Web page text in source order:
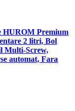
HUROM Premium
2 litri, Bol
Multi-Screw,
automat, Fara